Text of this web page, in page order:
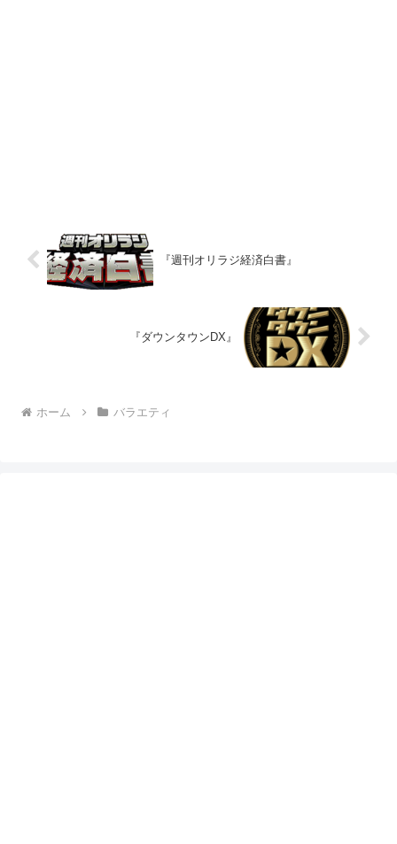
『週刊オリラジ経済白書』
『ダウンタウンDX』
ホーム バラエティ